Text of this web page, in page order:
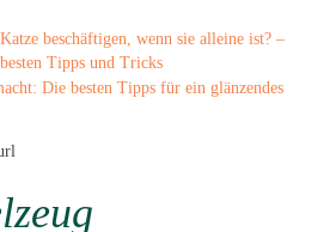
beschäftigen, wenn sie alleine ist? –
Tipps und Tricks
Die besten Tipps für ein glänzendes